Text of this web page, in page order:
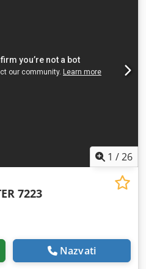
1 /26
7223
Nazvati